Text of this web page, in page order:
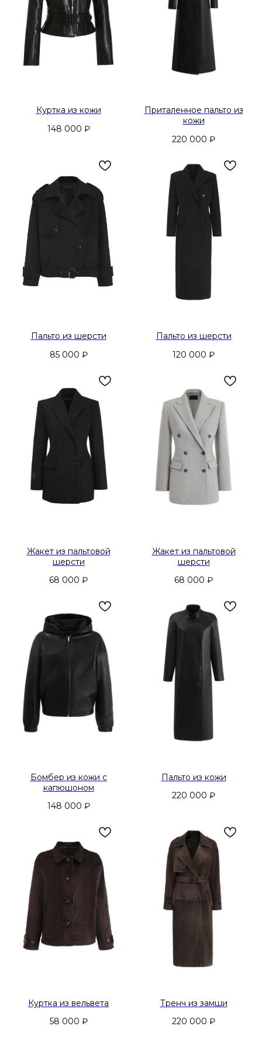
Куртка из кожи
148 000 ₽
Приталенное пальто из
кожи
220 000 ₽
Пальто из шерсти
85 000 ₽
Пальто из шерсти
120 000 ₽
Жакет из пальтовой
шерсти
68 000 ₽
Жакет из пальтовой
шерсти
68 000 ₽
Бомбер из кожи с
капюшоном
148 000 ₽
Пальто из кожи
220 000 ₽
Куртка из вельвета
58 000 ₽
Тренч из замши
220 000 ₽